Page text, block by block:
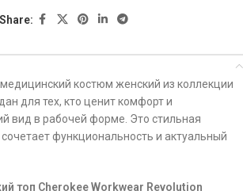
Share:
костюм женский из коллекции
для тех, кто ценит комфорт и
вид в рабочей форме. Это стильная
функциональность и актуальный
топ Cherokee Workwear Revolution